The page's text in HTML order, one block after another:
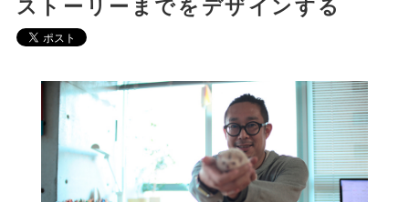
ストーリーまでをデザインする